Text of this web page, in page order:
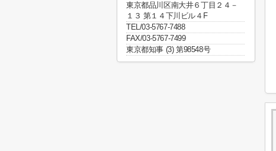
東京都品川区南大井６丁目２４－
１３ 第１４下川ビル４F
TEL/03-5767-7488
FAX/03-5767-7499
東京都知事 (3) 第98548号